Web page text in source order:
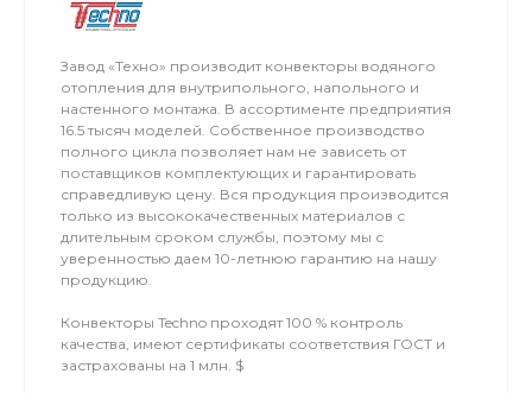
Завод «Техно» производит конвекторы водяного
отопления для внутрипольного, напольного и
настенного монтажа. В ассортименте предприятия
16.5 тысяч моделей. Собственное производство
полного цикла позволяет нам не зависеть от
поставщиков комплектующих и гарантировать
справедливую цену. Вся продукция производится
только из высококачественных материалов с
длительным сроком службы, поэтому мы с
уверенностью даем 10-летнюю гарантию на нашу
продукцию.
Конвекторы Techno проходят 100 % контроль
качества, имеют сертификаты соответствия ГОСТ и
застрахованы на 1 млн. $